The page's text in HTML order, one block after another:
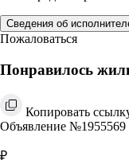
Сведения об
Пожаловаться
Понравилось
Копировать
Объявление №1955569
₽